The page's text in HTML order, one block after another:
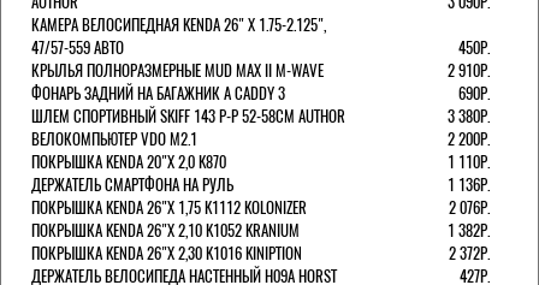
КАМЕРА ВЕЛОСИПЕДНАЯ KENDA 26" Х 1.75-2.125",
47/57-559 АВТО
450Р.
КРЫЛЬЯ ПОЛНОРАЗМЕРНЫЕ MUD MAX II M-WAVE
2 910Р.
ФОНАРЬ ЗАДНИЙ НА БАГАЖНИК A CADDY 3
690Р.
ШЛЕМ СПОРТИВНЫЙ SKIFF 143 Р-Р 52-58СМ AUTHOR
3 380Р.
ВЕЛОКОМПЬЮТЕР VDO M2.1
2 200Р.
ПОКРЫШКА KENDA 20"Х 2,0 K870
1 110Р.
ДЕРЖАТЕЛЬ СМАРТФОНА НА РУЛЬ
1 136Р.
ПОКРЫШКА KENDA 26"Х 1,75 K1112 KOLONIZER
2 076Р.
ПОКРЫШКА KENDA 26"Х 2,10 K1052 KRANIUM
1 382Р.
ПОКРЫШКА KENDA 26"Х 2,30 K1016 KINIPTION
2 372Р.
ДЕРЖАТЕЛЬ ВЕЛОСИПЕДА НАСТЕННЫЙ H09A HORST
427Р.